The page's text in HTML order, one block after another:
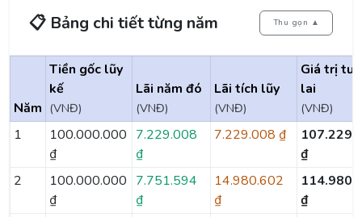
📋 Bảng chi tiết từng năm Thu gọn ▲
Năm
Tiền gốc lũy
kế
(VNĐ)
Lãi năm đó
(VNĐ)
Lãi tích lũy
(VNĐ)
Giá trị
lai
(VNĐ)
1
100.000.000
₫
7.229.008
₫
7.229.008 ₫
₫
2
100.000.000
₫
7.751.594
₫
14.980.602
₫
₫